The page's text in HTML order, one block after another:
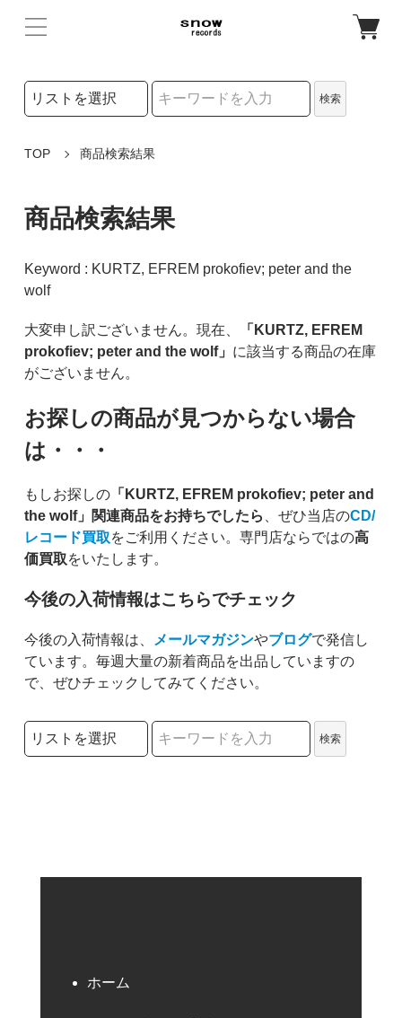
検索リストの選択
検索
TOP 商品検索結果
商品検索結果
Keyword : KURTZ, EFREM prokofiev; peter and the
wolf
大変申し訳ございません。現在、
「KURTZ, EFREM
prokofiev; peter and the wolf」 に該当する商品の在庫
がございません。
お探しの商品が見つからない場合
は・・・
もしお探しの「KURTZ, EFREM prokofiev; peter and
the wolf」関連商品をお持ちでしたら 、ぜひ当店のCD/
レコード買取をご利用ください。専門店ならではの高
価買取をいたします。
今後の入荷情報はこちらでチェック
今後の入荷情報は、 メールマガジンやブログで発信し
ています。毎週大量の新着商品を出品していますの
で、ぜひチェックしてみてください。
検索リストの選択
検索
ホーム